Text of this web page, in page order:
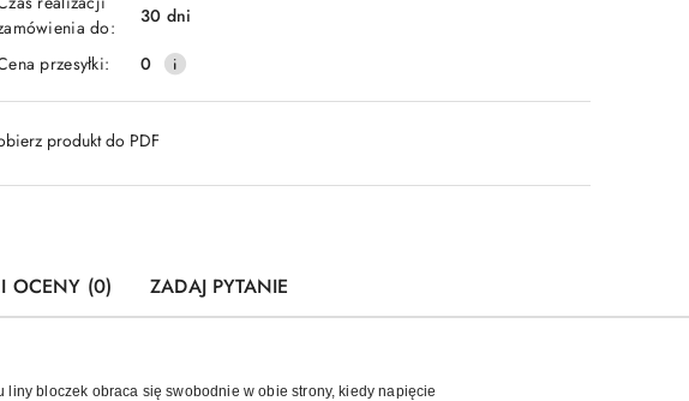
do:
30 dni
przesyłki:
0
produkt do PDF
OCENY (0) ZADAJ PYTANIE
bloczek obraca się swobodnie w obie strony, kiedy napięcie